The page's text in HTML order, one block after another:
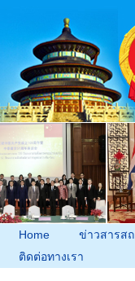
Home ข่าวสารส
ติดต่อทางเรา